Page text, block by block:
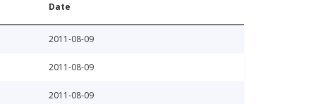
Date
2011-08-09
2011-08-09
2011-08-09